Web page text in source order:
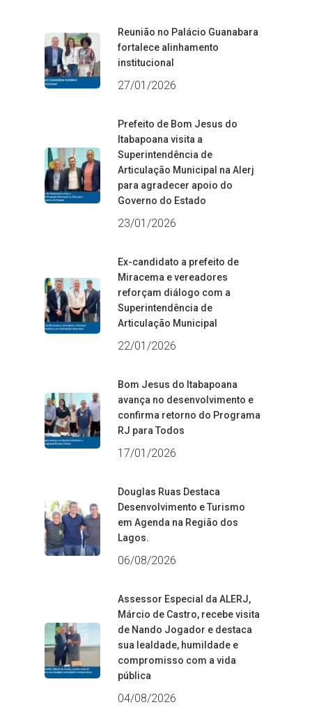
Reunião no Palácio Guanabara
fortalece alinhamento
institucional
27/01/2026
Prefeito de Bom Jesus do
Itabapoana visita a
Superintendência de
Articulação Municipal na Alerj
para agradecer apoio do
Governo do Estado
23/01/2026
Ex-candidato a prefeito de
Miracema e vereadores
reforçam diálogo com a
Superintendência de
Articulação Municipal
22/01/2026
Bom Jesus do Itabapoana
avança no desenvolvimento e
confirma retorno do Programa
RJ para Todos
17/01/2026
Douglas Ruas Destaca
Desenvolvimento e Turismo
em Agenda na Região dos
Lagos.
06/08/2026
Assessor Especial da ALERJ,
Márcio de Castro, recebe visita
de Nando Jogador e destaca
sua lealdade, humildade e
compromisso com a vida
pública
04/08/2026